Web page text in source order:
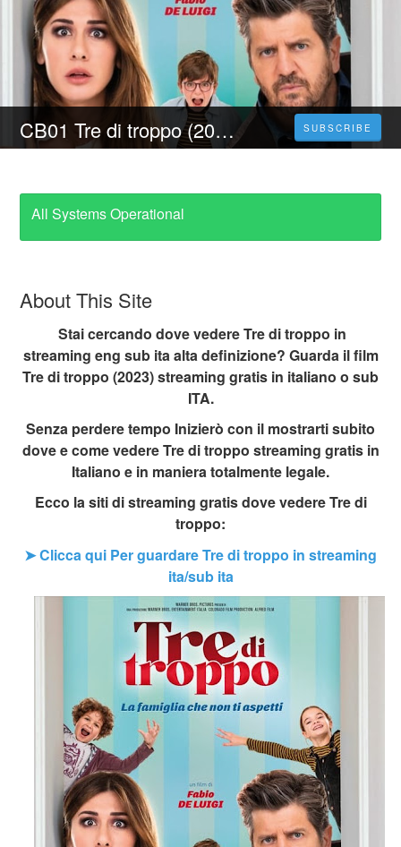
CB01 Tre di troppo (2023) Film Streaming ITA in Alta Definizione SUBSCRIBE
All Systems Operational
About This Site
Stai cercando dove vedere Tre di troppo in
streaming eng sub ita alta definizione? Guarda il film
Tre di troppo (2023) streaming gratis in italiano o sub
ITA.
Senza perdere tempo Inizierò con il mostrarti subito
dove e come vedere Tre di troppo streaming gratis in
Italiano e in maniera totalmente legale.
Ecco la siti di streaming gratis dove vedere Tre di
troppo:
➤ Clicca qui Per guardare Tre di troppo in streaming
ita/sub ita